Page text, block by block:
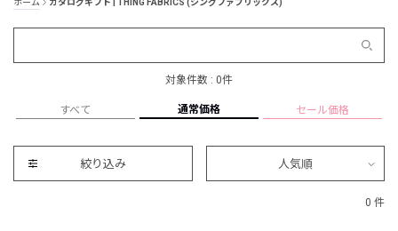
ホーム カタログギフト | THING FABRICS (シングファブリックス)
対象件数 : 0件
すべて 通常価格 セール価格
絞り込み 人気順
0 件